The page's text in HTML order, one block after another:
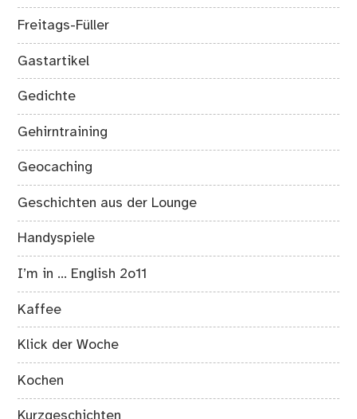
Freitags-Füller
Gastartikel
Gedichte
Gehirntraining
Geocaching
Geschichten aus der Lounge
Handyspiele
I’m in … English 2o11
Kaffee
Klick der Woche
Kochen